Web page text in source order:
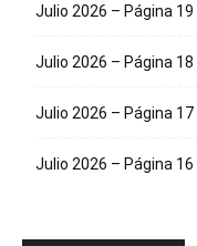
Julio 2026 – Página 19
Julio 2026 – Página 18
Julio 2026 – Página 17
Julio 2026 – Página 16